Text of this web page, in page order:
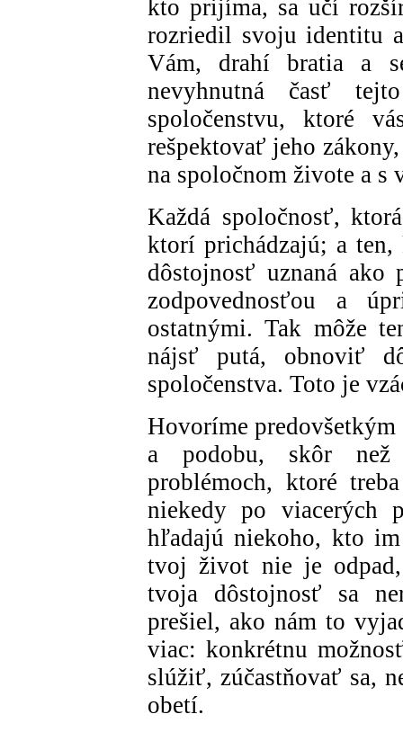
kto prijíma, sa učí
rozriedil svoju identitu
Vám, drahí bratia a
nevyhnutná časť
spoločenstvu, ktoré
rešpektovať jeho
na spoločnom živote a
Každá spoločnosť,
ktorí prichádzajú; a
dôstojnosť uznaná ako
zodpovednosťou a
ostatnými. Tak môže
nájsť putá, obnoviť
spoločenstva. Toto je
Hovoríme predovšetkým
a podobu, skôr než
problémoch, ktoré
niekedy po viacerých
hľadajú niekoho, kto
tvoj život nie je
tvoja dôstojnosť sa
prešiel, ako nám to
viac: konkrétnu
slúžiť, zúčastňovať sa,
obetí.